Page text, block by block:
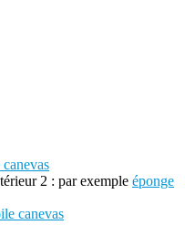
2 : par exemple éponge
canevas